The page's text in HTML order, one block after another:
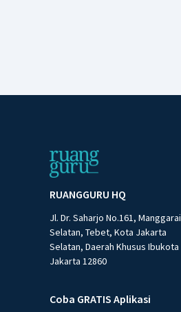
RUANGGURU HQ
Jl. Dr. Saharjo No.161, Manggarai
Selatan, Tebet, Kota Jakarta
Selatan, Daerah Khusus Ibukota
Jakarta 12860
Coba GRATIS Aplikasi